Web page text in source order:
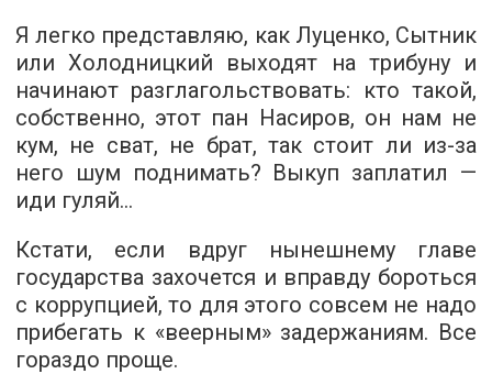
Я легко представляю, как Луценко, Сытник
или Холодницкий выходят на трибуну и
начинают разглагольствовать: кто такой,
собственно, этот пан Насиров, он нам не
кум, не сват, не брат, так стоит ли из-за
него шум поднимать? Выкуп заплатил —
иди гуляй…
Кстати, если вдруг нынешнему главе
государства захочется и вправду бороться
с коррупцией, то для этого совсем не надо
прибегать к «веерным» задержаниям. Все
гораздо проще.